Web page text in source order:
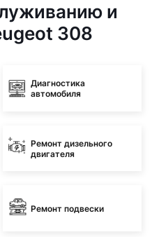
и
308
Диагностика
автомобиля
Ремонт дизельного
двигателя
Ремонт подвески